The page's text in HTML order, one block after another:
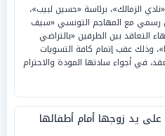
الزمالك»، برئاسة «حسين لبيب»،
رسمي مع المهاجم التونسي «سيف
التعاقد بين الطرفين «بالتراضي
وذلك عقب إتمام كافة التسويات
في أجواء سادتها المودة والاحترام
يد زوجها أمام أطفالها